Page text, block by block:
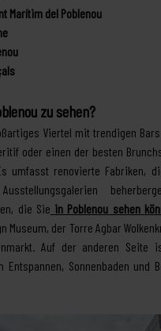
Marítim del Poblenou
zu sehen?
Viertel mit trendigen
oder einen der besten
umfasst renovierte Fabriken,
die Sie in Poblenou sehen
Museum, der Torre Agbar
Auf der anderen Seite
Entspannen, Sonnenbaden und